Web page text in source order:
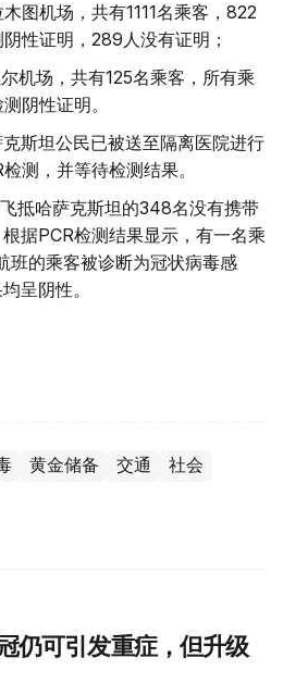
图机场，共有1111名乘客，822
性证明，289人没有证明；
机场，共有125名乘客，所有乘
阴性证明。
斯坦公民已被送至隔离医院进行
测，并等待检测结果。
抵哈萨克斯坦的348名没有携带
据PCR检测结果显示，有一名乘
班的乘客被诊断为冠状病毒感
呈阴性。
黄金储备 交通 社会
仍可引发重症，但升级